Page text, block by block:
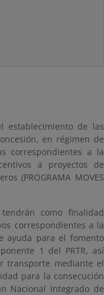
establecimiento de las
en régimen de
correspondientes a la
a proyectos de
(PROGRAMA MOVES
como finalidad
correspondientes a la
ayuda para el fomento
1 del PRTR, así
transporte mediante el
para la consecución
Nacional Integrado de